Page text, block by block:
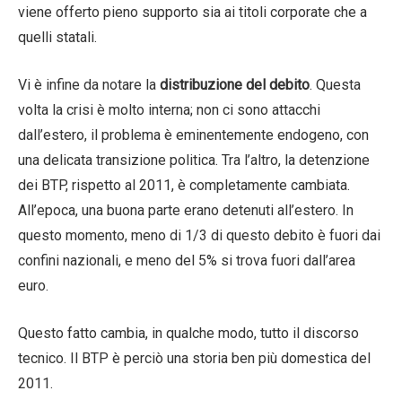
viene offerto pieno supporto sia ai titoli corporate che a
quelli statali.
Vi è infine da notare la distribuzione del debito. Questa
volta la crisi è molto interna; non ci sono attacchi
dall’estero, il problema è eminentemente endogeno, con
una delicata transizione politica. Tra l’altro, la detenzione
dei BTP, rispetto al 2011, è completamente cambiata.
All’epoca, una buona parte erano detenuti all’estero. In
questo momento, meno di 1/3 di questo debito è fuori dai
confini nazionali, e meno del 5% si trova fuori dall’area
euro.
Questo fatto cambia, in qualche modo, tutto il discorso
tecnico. Il BTP è perciò una storia ben più domestica del
2011.